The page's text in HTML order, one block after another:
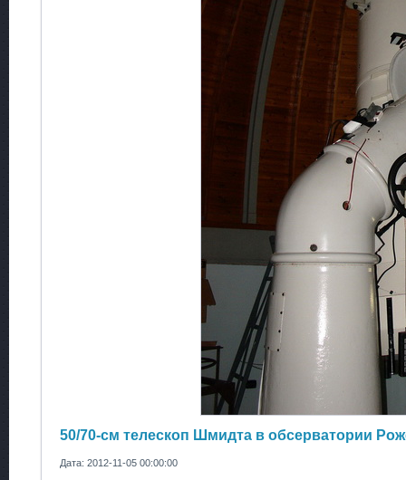
50/70-см телескоп Шмидта в обсерватории
Дата: 2012-11-05 00:00:00